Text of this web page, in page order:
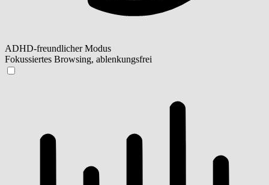
ADHD-freundlicher Modus
Fokussiertes Browsing, ablenkungsfrei